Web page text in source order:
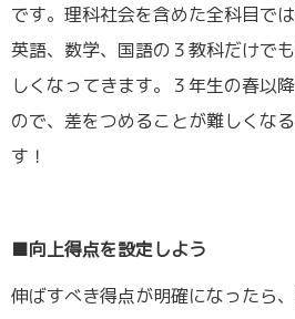
です。理科社会を含めた全科目で
英語、数学、国語の３教科だけで
しくなってきます。３年生の春以
ので、差をつめることが難しくな
す！
■向上得点を設定しよう
伸ばすべき得点が明確になったら